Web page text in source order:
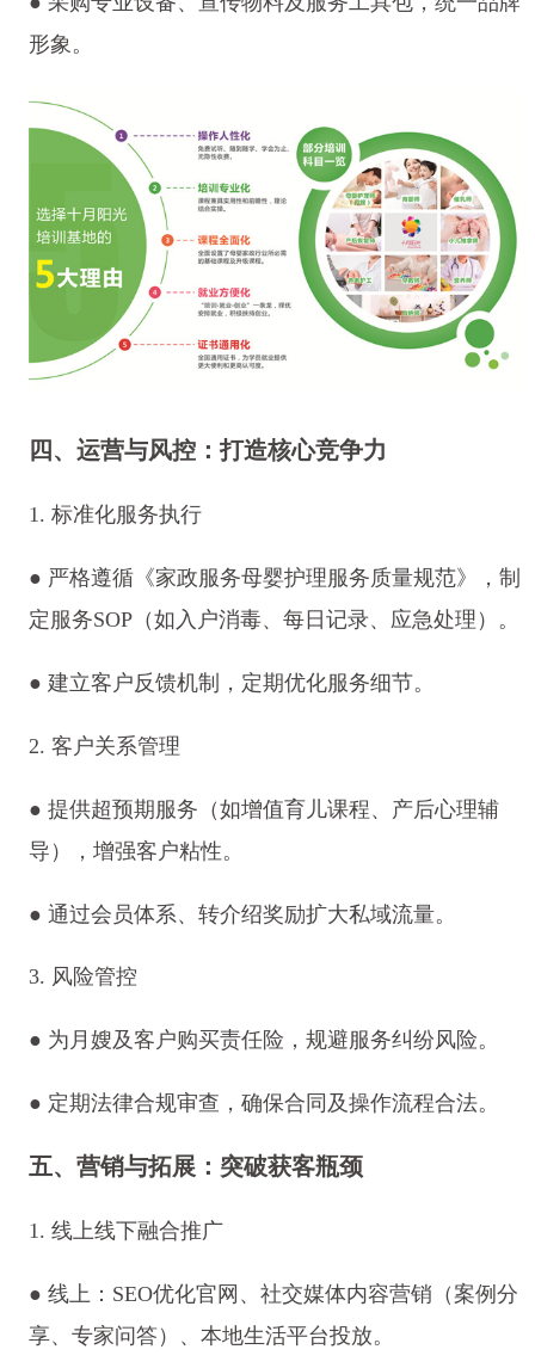
形象。
四、运营与风控：打造核心竞争力
1. 标准化服务执行
● 严格遵循《家政服务母婴护理服务质量规范》，制
定服务SOP（如入户消毒、每日记录、应急处理）。
● 建立客户反馈机制，定期优化服务细节。
2. 客户关系管理
● 提供超预期服务（如增值育儿课程、产后心理辅
导），增强客户粘性。
● 通过会员体系、转介绍奖励扩大私域流量。
3. 风险管控
● 为月嫂及客户购买责任险，规避服务纠纷风险。
● 定期法律合规审查，确保合同及操作流程合法。
五、营销与拓展：突破获客瓶颈
1. 线上线下融合推广
● 线上：SEO优化官网、社交媒体内容营销（案例分
享、专家问答）、本地生活平台投放。